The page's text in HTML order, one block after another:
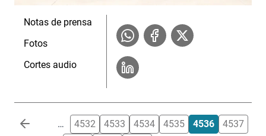
Notas de prensa
Fotos
Cortes audio
Paginación … 4532 4533 4534 4535 4536
4537